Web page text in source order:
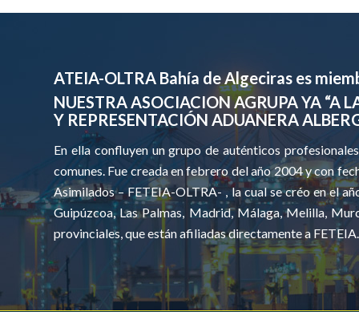
ATEIA-OLTRA Bahía de Algeciras es
NUESTRA ASOCIACION AGRUPA YA “A
Y REPRESENTACIÓN ADUANERA
En ella confluyen un grupo de auténticos
comunes. Fue creada en febrero del año 2004 y con
Asimilados – FETEIA-OLTRA- , la cual se créo en el
Guipúzcoa, Las Palmas, Madrid, Málaga, Melilla,
provinciales, que están afiliadas directamente a